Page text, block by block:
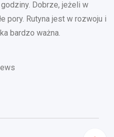
Dobrze, jeżeli w
pory. Rutyna jest w rozwoju i
bardzo ważna.